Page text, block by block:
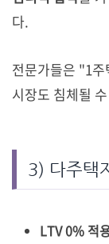
다.
전문가들은 "1
시장도 침체될
3) 다주택
LTV 0% 적